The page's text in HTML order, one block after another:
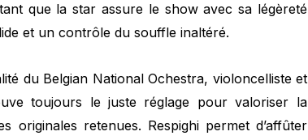
que la star assure le show avec sa légèreté
et un contrôle du souffle inaltéré.
du Belgian National Ochestra, violoncelliste et
toujours le juste réglage pour valoriser la
originales retenues. Respighi permet d’affûter